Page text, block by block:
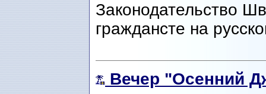
Законодательство
граждансте на
Вечер "Осенний